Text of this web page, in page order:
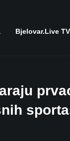
Bjelovar.live TV